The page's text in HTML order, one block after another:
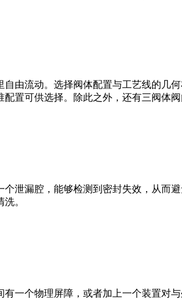
由流动。选择阀体配置与工艺线的几
置可供选择。除此之外，还有三阀体阀
泄漏腔，能够检测到密封失效，从而
。
一个物理屏障，或者加上一个装置对